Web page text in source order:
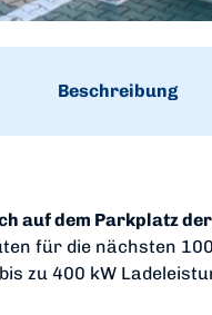
Beschreibung
auf dem Parkplatz
für die nächsten
zu 400 kW